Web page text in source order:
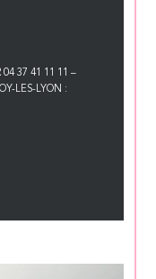
37 41 11 11 –
LES-LYON :